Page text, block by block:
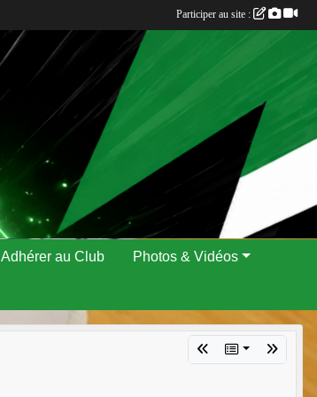
Adhérer au Club Photos & Vidéos
Participer au site :